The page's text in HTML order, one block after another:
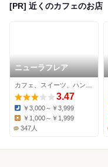
[PR] 近くのカフェのお店
ニューラフレア
3.47
Dinner:
￥3,000～￥3,999
￥1,000～￥1,999
347人